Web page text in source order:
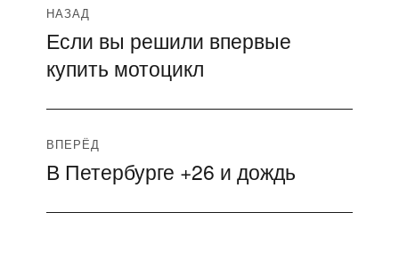
Навигация
по
записям
НАЗАД
Предыдущая
запись:
Если вы решили впервые
купить мотоцикл
ВПЕРЁД
Следующая
В Петербурге +26 и дождь